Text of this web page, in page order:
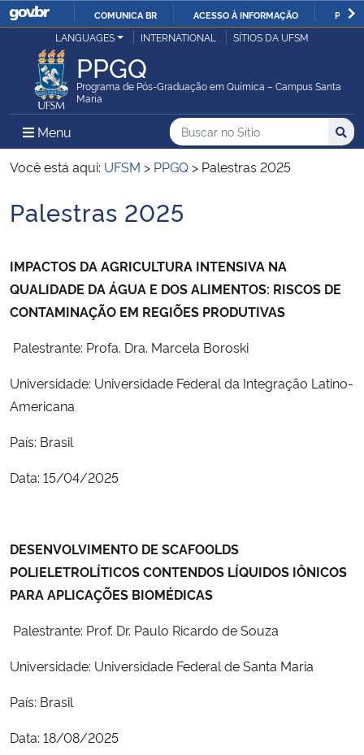
IR
O
COMUNICA BR ACESSO À INFORMAÇÃO
Ministério da Justiça e Segurança Pública
Ministério da Defesa
Ministério das Relações Exteriores
Ministério da Economia
Ministério da Agricultura, Pecuária e Abastecimento
Ministério da Cidadania
Ministério do Meio Ambiente
Ministério do Turismo
Ministério do Desenvolvimento Regional
LANGUAGES INTERNATIONAL SÍTIOS DA UFSM
PPGQ
Programa de Pós-Graduação em Química – Campus Santa
Maria
Menu Menu Principal do Sítio
Busca
Buscar no no Sítio
Busca:
Você está aqui: UFSM > PPGQ > Palestras 2025
Início do conteúdo
Palestras 2025
IMPACTOS DA AGRICULTURA INTENSIVA NA
QUALIDADE DA ÁGUA E DOS ALIMENTOS: RISCOS DE
CONTAMINAÇÃO EM REGIÕES PRODUTIVAS
Palestrante: Profa. Dra. Marcela Boroski
Universidade: Universidade Federal da Integração Latino-
Americana
País: Brasil
Data: 15/04/2025
DESENVOLVIMENTO DE SCAFOOLDS
POLIELETROLÍTICOS CONTENDOS LÍQUIDOS IÔNICOS
PARA APLICAÇÕES BIOMÉDICAS
Palestrante: Prof. Dr. Paulo Ricardo de Souza
Universidade: Universidade Federal de Santa Maria
País: Brasil
Data: 18/08/2025